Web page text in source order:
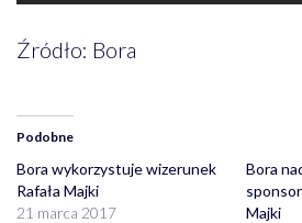
Źródło: Bora
Podobne
Bora wykorzystuje wizerunek
Rafała Majki
21 marca 2017
Bora
Majki